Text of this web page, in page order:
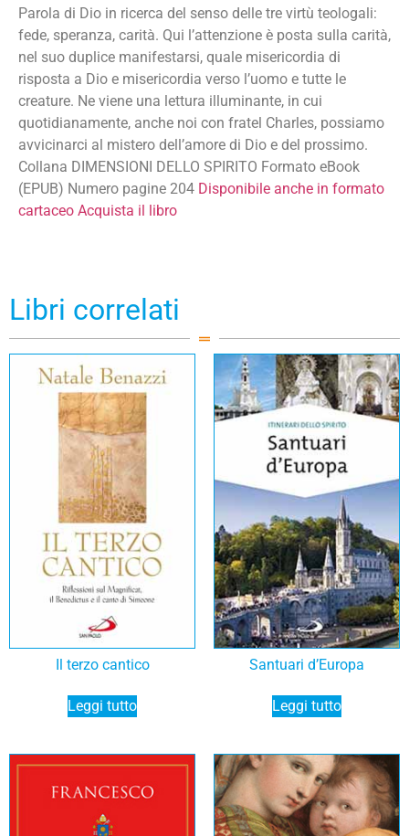
Parola di Dio in ricerca del senso delle tre virtù teologali:
fede, speranza, carità. Qui l’attenzione è posta sulla carità,
nel suo duplice manifestarsi, quale misericordia di
risposta a Dio e misericordia verso l’uomo e tutte le
creature. Ne viene una lettura illuminante, in cui
quotidianamente, anche noi con fratel Charles, possiamo
avvicinarci al mistero dell’amore di Dio e del prossimo.
Collana DIMENSIONI DELLO SPIRITO Formato eBook
(EPUB) Numero pagine 204 Disponibile anche in formato
cartaceo Acquista il libro
Libri correlati
Il terzo cantico
Leggi tutto
Santuari d’Europa
Leggi tutto